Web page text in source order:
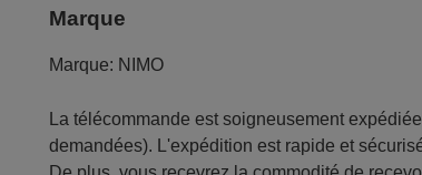
Marque
Marque: NIMO
La télécommande est soigneusement
demandées). L'expédition est rapide et